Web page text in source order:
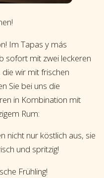
Im Tapas y más
sofort mit zwei leckeren
die wir mit frischen
Sie bei uns die
in Kombination mit
Rum:
nicht nur köstlich aus, sie
und spritzig!
Frühling!